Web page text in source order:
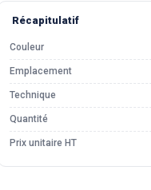
Récapitulatif
Couleur
Emplacement
Technique
Quantité
Prix unitaire HT